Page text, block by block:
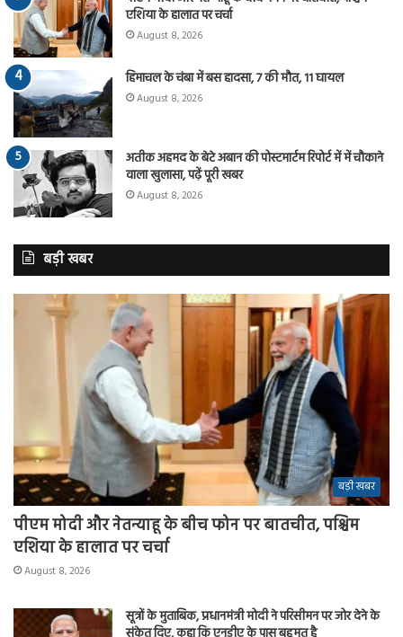
एशिया के हालात पर चर्चा
August 8, 2026
हिमाचल के चंबा में बस हादसा, 7 की मौत, 11 घायल
August 8, 2026
अतीक अहमद के बेटे अबान की पोस्टमार्टम रिपोर्ट में में चौकाने
वाला खुलासा, पढ़ें पूरी खबर
August 8, 2026
बड़ी खबर
बड़ी खबर
पीएम मोदी और नेतन्याहू के बीच फोन पर बातचीत, पश्चिम
एशिया के हालात पर चर्चा
August 8, 2026
सूत्रों के मुताबिक, प्रधानमंत्री मोदी ने परिसीमन पर जोर देने के